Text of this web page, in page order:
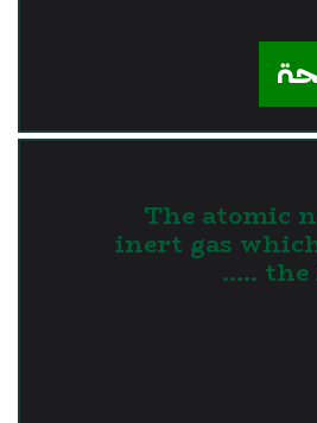
The atomic
inert gas
the